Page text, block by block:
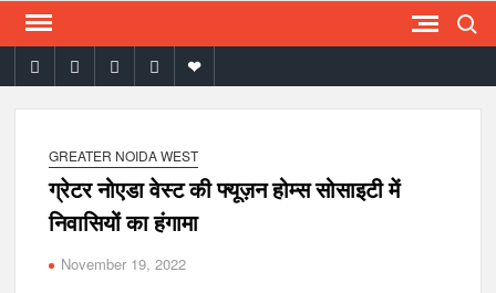
Skip
content facebooktwitter instagram
youtubeemail
GREATER NOIDA WEST
ग्रेटर नोएडा वेस्ट की फ्यूज़न होम्स सोसाइटी में
निवासियों का हंगामा
November 19, 2022